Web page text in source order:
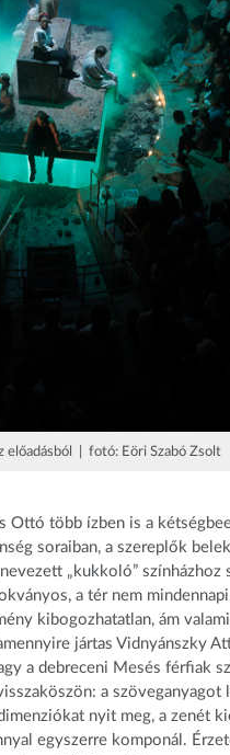
előadásból | fotó: Eöri Szabó Zsolt
Ottó több ízben is a
soraiban, a szereplők
„kukkoló”
a tér nem
kibogozhatatlan, ám
jártas Vidnyánszky
a debreceni Mesés férfiak
a szöveganyagot
nyit meg, a zenét
egyszerre komponál.